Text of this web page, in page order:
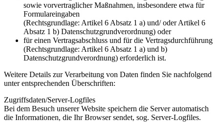
sowie vorvertraglicher Maßnahmen, insbesondere etwa für
Formulareingaben
(Rechtsgrundlage: Artikel 6 Absatz 1 a) und/ oder Artikel 6
Absatz 1 b) Datenschutzgrundverordnung) oder
für einen Vertragsabschluss und für die Vertragsdurchführung
(Rechtsgrundlage: Artikel 6 Absatz 1 a) und b)
Datenschutzgrundverordnung) erforderlich ist.
Weitere Details zur Verarbeitung von Daten finden Sie nachfolgend
unter entsprechenden Überschriften:
Zugriffsdaten/Server-Logfiles
Bei dem Besuch unserer Website speichern die Server automatisch
die Informationen, die Ihr Browser sendet, sog. Server-Logfiles.